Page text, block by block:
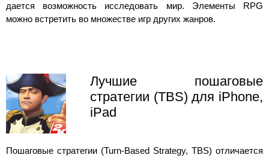
дается возможность исследовать мир. Элементы RPG
можно встретить во множестве игр других жанров.
Лучшие пошаговые
стратегии (TBS) для iPhone,
iPad
Пошаговые стратегии (Turn-Based Strategy, TBS) отличается